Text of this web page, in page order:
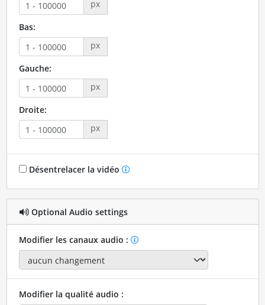
px
Bas:
px
Gauche:
px
Droite:
px
Désentrelacer la vidéo
Optional Audio settings
Modifier les canaux audio :
Modifier la qualité audio :